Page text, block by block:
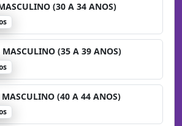
(30 A 34 ANOS)
MASCULINO (35 A 39 ANOS)
MASCULINO (40 A 44 ANOS)